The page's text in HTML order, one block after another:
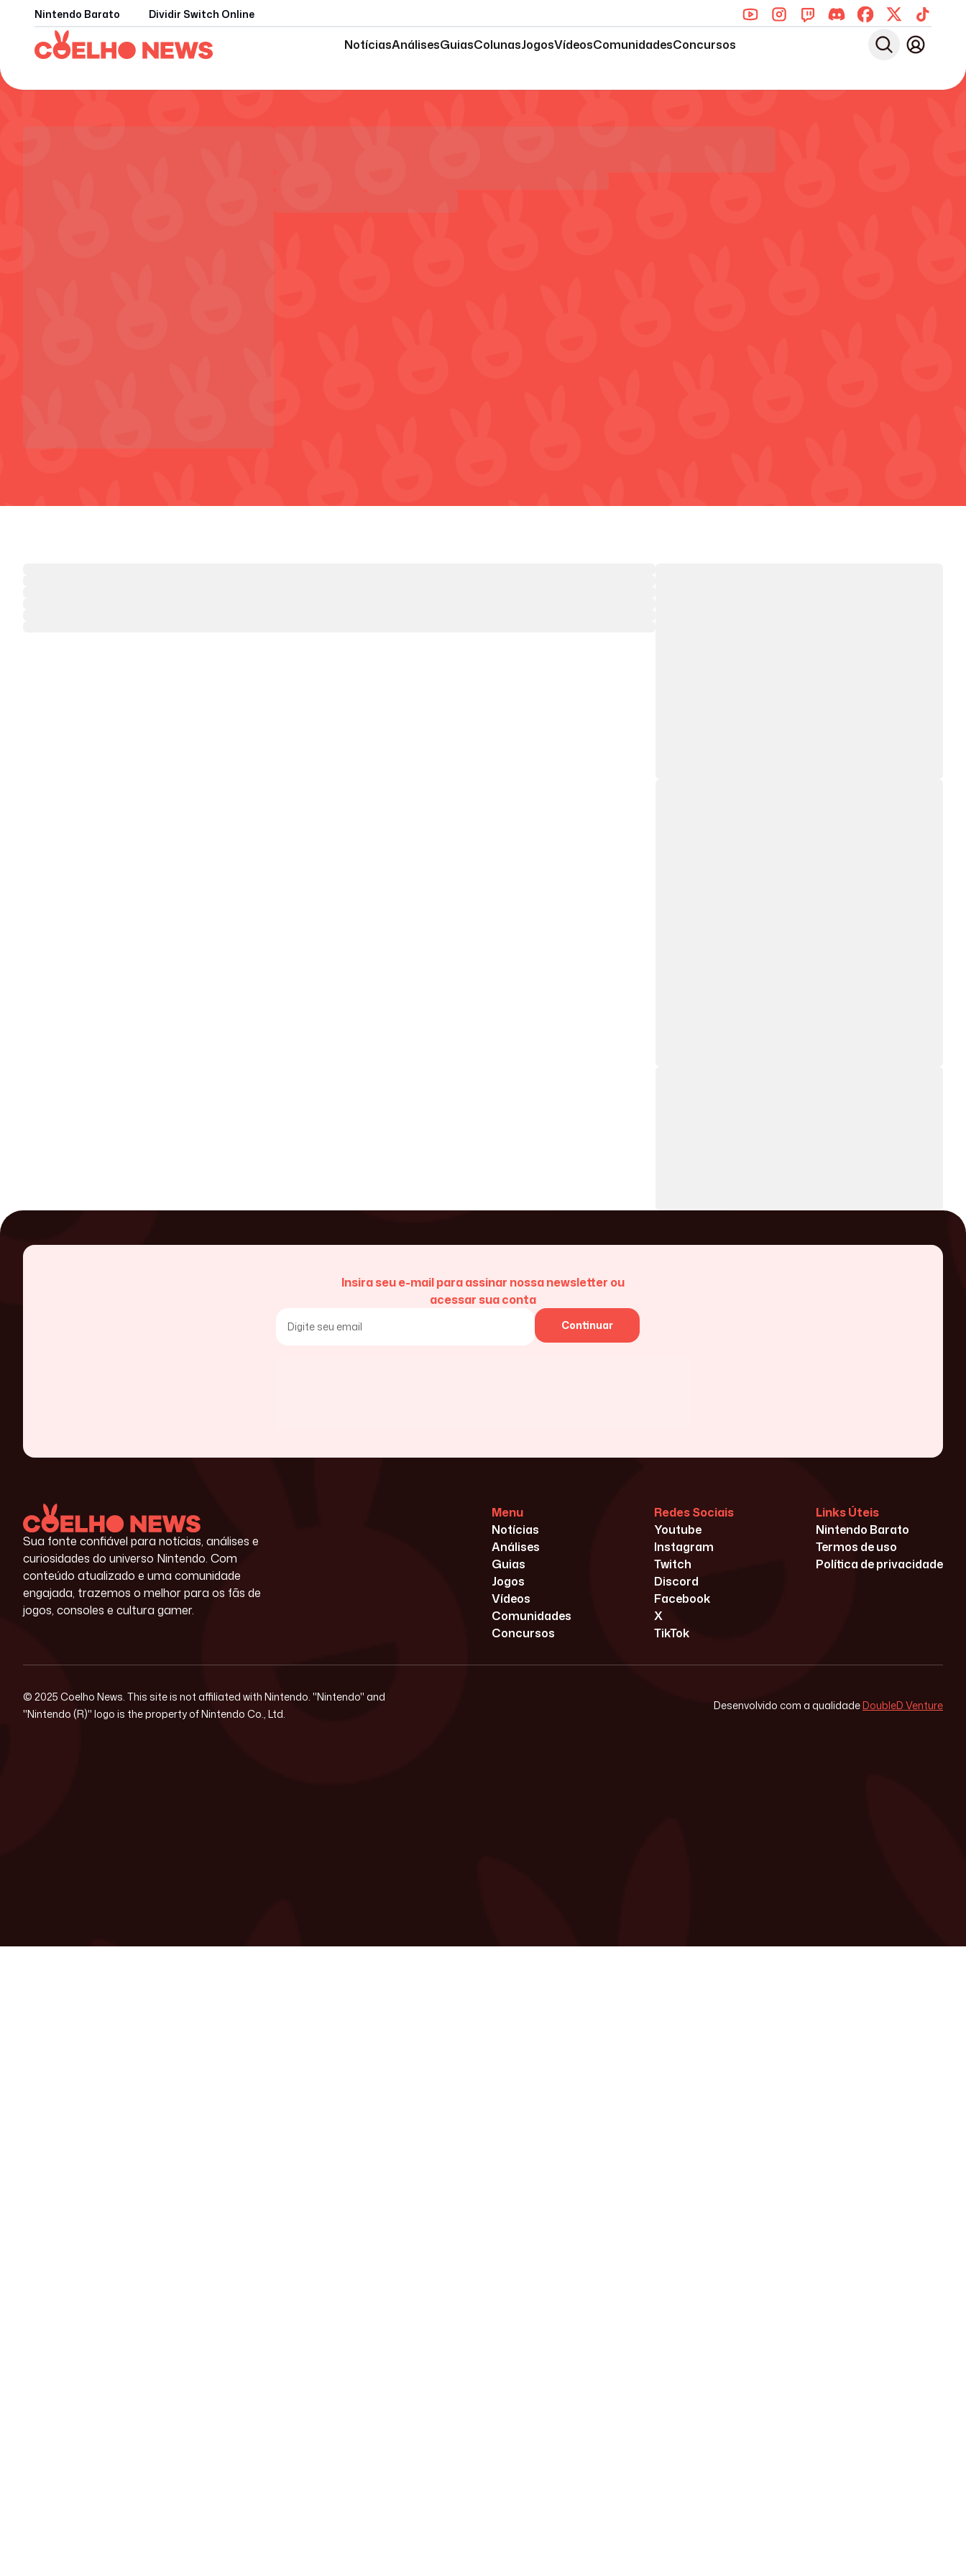
Nintendo Barato Dividir Switch Online
NotíciasAnálisesGuiasColunasJogosVídeosComunidadesConcursos
Insira seu e-mail para assinar nossa newsletter ou
acessar sua conta
Continuar
Sua fonte confiável para notícias, análises e
curiosidades do universo Nintendo. Com
conteúdo atualizado e uma comunidade
engajada, trazemos o melhor para os fãs de
jogos, consoles e cultura gamer.
Menu
Notícias
Análises
Guias
Jogos
Vídeos
Comunidades
Concursos
Redes Sociais
Youtube
Instagram
Twitch
Discord
Facebook
X
TikTok
Links Úteis
Nintendo Barato
Termos de uso
Política de privacidade
© 2025 Coelho News. This site is not affiliated with Nintendo. "Nintendo" and
"Nintendo (R)" logo is the property of Nintendo Co., Ltd.
Desenvolvido com a qualidadeDoubleD Venture